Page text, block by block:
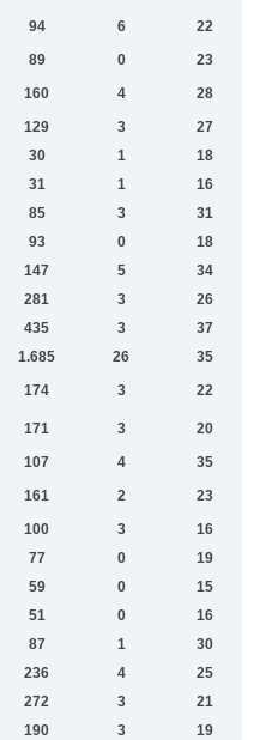
94 6
22
89 0
23
160 4
28
129 3
27
30 1
18
31 1
16
85 3
31
93 0
18
147 5
34
281 3
26
435 3
37
1.685 26
35
174 3
22
171 3
20
107 4
35
161 2
23
100 3
16
77 0
19
59 0
15
51 0
16
87 1
30
236 4
25
272 3
21
190 3
19